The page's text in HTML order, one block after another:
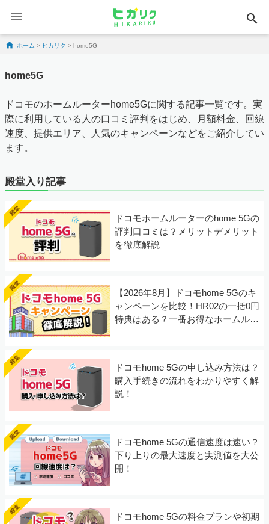
search
Skip to content
ホーム > ヒカリク > home5G
home5G
ドコモのホームルーターhome5Gに関する記事一覧です。実
際に利用している人の口コミ評判をはじめ、月額料金、回線
速度、提供エリア、人気のキャンペーンなどをご紹介してい
ます。
殿堂入り記事
ドコモホームルーターのhome 5Gの
評判口コミは？メリットデメリット
を徹底解説
【2026年8月】ドコモhome 5Gのキ
ャンペーンを比較！HR02の一括0円
特典はある？一番お得なホームルー
ドコモhome 5Gの申し込み方法は？
購入手続きの流れをわかりやすく解
説！
ドコモhome 5Gの通信速度は速い？
下り上りの最大速度と実測値を大公
開！
ドコモhome 5Gの料金プランや初期